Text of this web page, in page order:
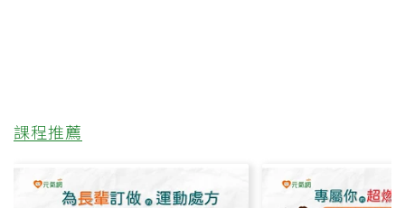
課程推薦